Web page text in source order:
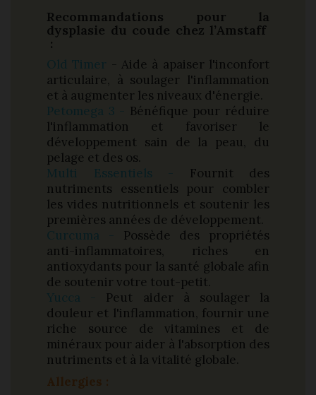
Recommandations pour la
dysplasie du coude chez l’Amstaff
:
Old Timer
- Aide à apaiser l'inconfort
articulaire, à soulager l'inflammation
et à augmenter les niveaux d'énergie.
Petomega 3 -
Bénéfique pour réduire
l'inflammation et favoriser le
développement sain de la peau, du
pelage et des os.
Multi Essentiels -
Fournit des
nutriments essentiels pour combler
les vides nutritionnels et soutenir les
premières années de développement.
Curcuma -
Possède des propriétés
anti-inflammatoires, riches en
antioxydants pour la santé globale afin
de soutenir votre tout-petit.
Yucca -
Peut aider à soulager la
douleur et l'inflammation, fournir une
riche source de vitamines et de
minéraux pour aider à l'absorption des
nutriments et à la vitalité globale.
Allergies :